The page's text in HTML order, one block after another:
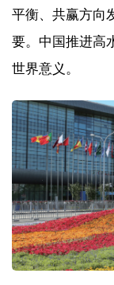
平衡、共赢方向
要。中国推进高
世界意义。